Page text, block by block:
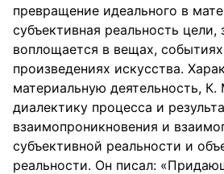
превращение идеального в
субъективная реальность цели,
воплощается в вещах,
произведениях искусства.
материальную деятельность,
диалектику процесса и
взаимопроникновения и
субъективной реальности и
реальности. Он писал: